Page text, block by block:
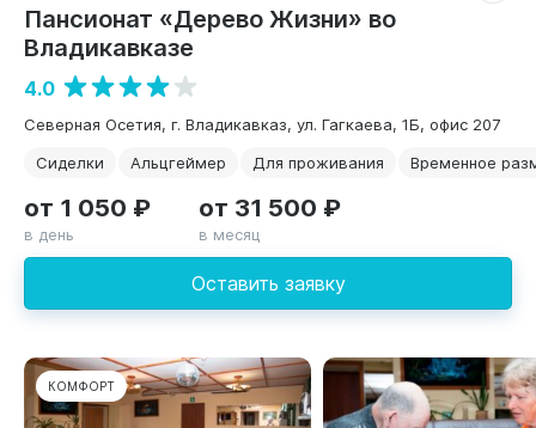
Пансионат «Дерево Жизни» во
Владикавказе
4.0
Северная Осетия, г. Владикавказ, ул. Гагкаева, 1Б, офис 207
Сиделки
Альцгеймер Для проживания Временное
Оставить заявку
от 1 050 ₽
в день
от 31 500 ₽
в месяц
КОМФОРТ